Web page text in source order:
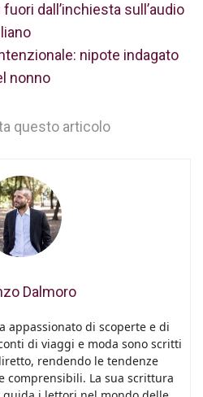
dall’inchiesta sull’audio
nipote indagato
nonno
questo articolo
Dalmoro
appassionato di scoperte e di
di viaggi e moda sono scritti
rendendo le tendenze
comprensibili. La sua scrittura